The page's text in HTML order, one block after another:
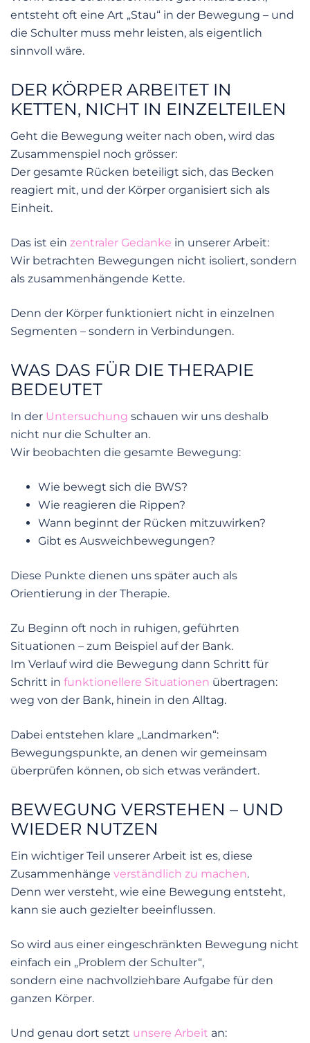
entsteht oft eine Art „Stau“ in der Bewegung – und
die Schulter muss mehr leisten, als eigentlich
sinnvoll wäre.
DER KÖRPER ARBEITET IN
KETTEN, NICHT IN EINZELTEILEN
Geht die Bewegung weiter nach oben, wird das
Zusammenspiel noch grösser:
Der gesamte Rücken beteiligt sich, das Becken
reagiert mit, und der Körper organisiert sich als
Einheit.
Das ist ein zentraler Gedanke in unserer Arbeit:
Wir betrachten Bewegungen nicht isoliert, sondern
als zusammenhängende Kette.
Denn der Körper funktioniert nicht in einzelnen
Segmenten – sondern in Verbindungen.
WAS DAS FÜR DIE THERAPIE
BEDEUTET
In der Untersuchung schauen wir uns deshalb
nicht nur die Schulter an.
Wir beobachten die gesamte Bewegung:
Wie bewegt sich die BWS?
Wie reagieren die Rippen?
Wann beginnt der Rücken mitzuwirken?
Gibt es Ausweichbewegungen?
Diese Punkte dienen uns später auch als
Orientierung in der Therapie.
Zu Beginn oft noch in ruhigen, geführten
Situationen – zum Beispiel auf der Bank.
Im Verlauf wird die Bewegung dann Schritt für
Schritt in funktionellere Situationen übertragen:
weg von der Bank, hinein in den Alltag.
Dabei entstehen klare „Landmarken“:
Bewegungspunkte, an denen wir gemeinsam
überprüfen können, ob sich etwas verändert.
BEWEGUNG VERSTEHEN – UND
WIEDER NUTZEN
Ein wichtiger Teil unserer Arbeit ist es, diese
Zusammenhänge verständlich zu machen.
Denn wer versteht, wie eine Bewegung entsteht,
kann sie auch gezielter beeinflussen.
So wird aus einer eingeschränkten Bewegung nicht
einfach ein „Problem der Schulter“,
sondern eine nachvollziehbare Aufgabe für den
ganzen Körper.
Und genau dort setzt unsere Arbeit an: